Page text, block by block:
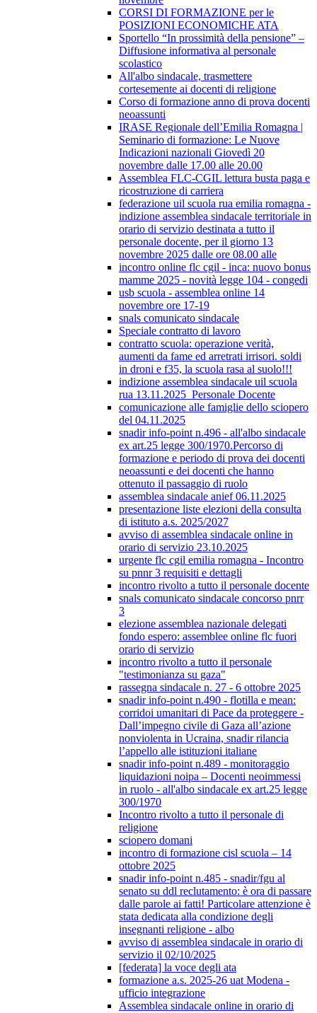
CORSI DI FORMAZIONE per le
POSIZIONI ECONOMICHE ATA
Sportello “In prossimità della pensione” –
Diffusione informativa al personale
scolastico
All'albo sindacale, trasmettere
cortesemente ai docenti di religione
Corso di formazione anno di prova docenti
neoassunti
IRASE Regionale dell’Emilia Romagna |
Seminario di formazione: Le Nuove
Indicazioni nazionali Giovedì 20
novembre dalle 17.00 alle 20.00
Assemblea FLC-CGIL lettura busta paga e
ricostruzione di carriera
federazione uil scuola rua emilia romagna -
indizione assemblea sindacale territoriale in
orario di servizio destinata a tutto il
personale docente, per il giorno 13
novembre 2025 dalle ore 08.00 alle
incontro online flc cgil - inca: nuovo bonus
mamme 2025 - novità legge 104 - congedi
usb scuola - assemblea online 14
novembre ore 17-19
snals comunicato sindacale
Speciale contratto di lavoro
contratto scuola: operazione verità,
aumenti da fame ed arretrati irrisori. soldi
in droni e f35, la scuola rasa al suolo!!!
indizione assemblea sindacale uil scuola
rua 13.11.2025_Personale Docente
comunicazione alle famiglie dello sciopero
del 04.11.2025
snadir info-point n.496 - all'albo sindacale
ex art.25 legge 300/1970.Percorso di
formazione e periodo di prova dei docenti
neoassunti e dei docenti che hanno
ottenuto il passaggio di ruolo
assemblea sindacale anief 06.11.2025
presentazione liste elezioni della consulta
di istituto a.s. 2025/2027
avviso di assemblea sindacale online in
orario di servizio 23.10.2025
urgente flc cgil emilia romagna - Incontro
su pnnr 3 requisiti e dettagli
incontro rivolto a tutto il personale docente
snals comunicato sindacale concorso pnrr
3
elezione assemblea nazionale delegati
fondo espero: assemblee online flc fuori
orario di servizio
incontro rivolto a tutto il personale
"testimonianza su gaza"
rassegna sindacale n. 27 - 6 ottobre 2025
snadir info-point n.490 - flotilla e mean:
corridoi umanitari di Pace da proteggere -
Dall’impegno civile di Gaza all’azione
nonviolenta in Ucraina, snadir rilancia
l’appello alle istituzioni italiane
snadir info-point n.489 - monitoraggio
liquidazioni noipa – Docenti neoimmessi
in ruolo - all'albo sindacale ex art.25 legge
300/1970
Incontro rivolto a tutto il personale di
religione
sciopero domani
incontro di formazione cisl scuola – 14
ottobre 2025
snadir info-point n.485 - snadir/fgu al
senato su ddl reclutamento: è ora di passare
dalle parole ai fatti! Particolare attenzione è
stata dedicata alla condizione degli
insegnanti religione - albo
avviso di assemblea sindacale in orario di
servizio il 02/10/2025
[federata] la voce degli ata
formazione a.s. 2025-26 uat Modena -
ufficio integrazione
Assemblea sindacale online in orario di